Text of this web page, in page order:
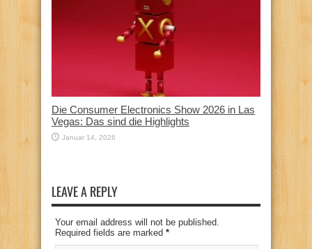
Die Consumer Electronics Show 2026 in Las
Vegas: Das sind die Highlights
Januar 14, 2026
LEAVE A REPLY
Your email address will not be published.
Required fields are marked *